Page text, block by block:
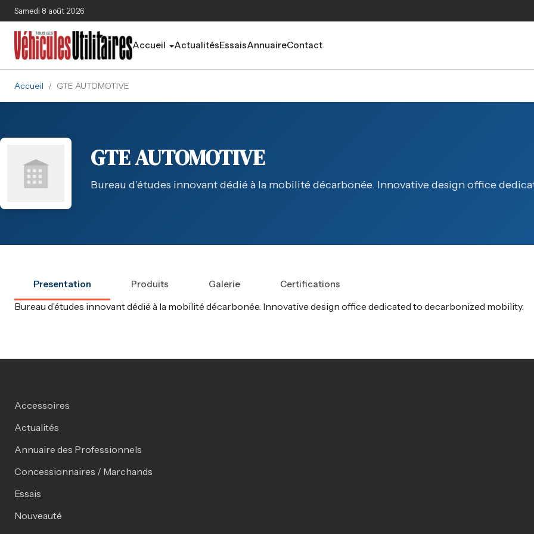
Aller au contenu principal
Samedi 8 août 2026
Accueil ActualitésEssaisAnnuaireContact
Accueil / GTE AUTOMOTIVE
GTE AUTOMOTIVE
Bureau d’études innovant dédié à la mobilité décarbonée. Innovative design office
Presentation Produits Galerie Certifications
Bureau d’études innovant dédié à la mobilité décarbonée. Innovative design office dedicated to decarbonized mobility.
Accessoires
Actualités
Annuaire des Professionnels
Concessionnaires / Marchands
Essais
Nouveauté